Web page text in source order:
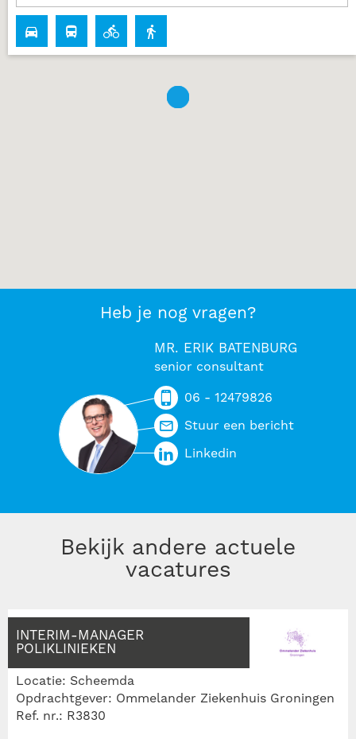
Heb je nog vragen?
MR. ERIK BATENBURG
senior consultant
06 - 12479826
Stuur een bericht
Linkedin
Bekijk andere actuele
vacatures
INTERIM-MANAGER
POLIKLINIEKEN
Locatie: Scheemda
Opdrachtgever: Ommelander Ziekenhuis Groningen
Ref. nr.: R3830